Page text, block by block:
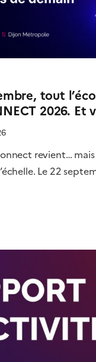
tout
2026. Et
revient…
Le 22